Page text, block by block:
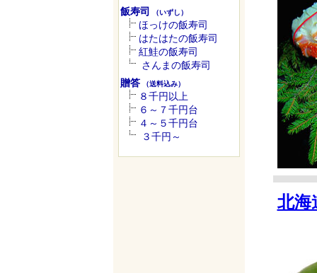
飯寿司
（いずし）
ほっけの飯寿司
はたはたの飯寿司
紅鮭の飯寿司
さんまの飯寿司
贈答 （送料込み）
８千円以上
６～７千円台
４～５千円台
３千円～
北海